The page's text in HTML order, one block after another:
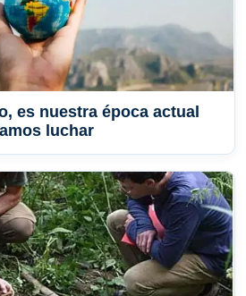
es nuestra época actual
luchar